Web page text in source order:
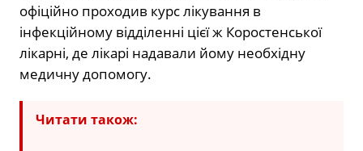
офіційно проходив курс лікування в
інфекційному відділенні цієї ж Коростенської
лікарні, де лікарі надавали йому необхідну
медичну допомогу.
Читати також: